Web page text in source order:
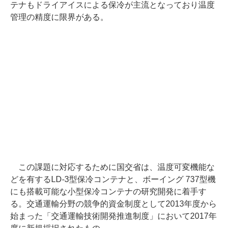
テナもドライアイスによる保冷が主流となっており温度
管理の精度に限界がある。
この課題に対応するために国交省は、温度可変機能な
どを有するLD-3型保冷コンテナと、ボーイング 737型機
にも搭載可能な小型保冷コンテナの研究開発に着手す
る。交通運輸分野の競争的資金制度として2013年度から
始まった「交通運輸技術開発推進制度」において2017年